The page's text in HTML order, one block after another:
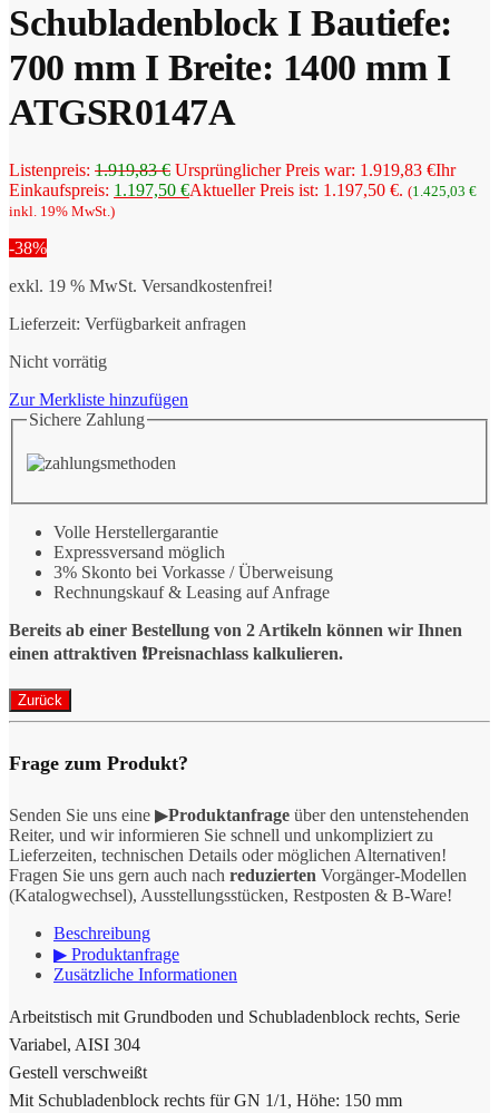
Schubladenblock I Bautiefe:
700 mm I Breite: 1400 mm I
ATGSR0147A
Listenpreis: 1.919,83€ Ursprünglicher Preis war: 1.919,83 €Ihr
Einkaufspreis: 1.197,50 €Aktueller Preis ist: 1.197,50 €. (1.425,03 €
inkl. 19% MwSt.)
-38%
exkl. 19 % MwSt. Versandkostenfrei!
Lieferzeit: Verfügbarkeit anfragen
Nicht vorrätig
Zur Merkliste hinzufügen
Sichere Zahlung
Volle Herstellergarantie
Expressversand möglich
3% Skonto bei Vorkasse / Überweisung
Rechnungskauf & Leasing auf Anfrage
Bereits ab einer Bestellung von 2 Artikeln können wir Ihnen
einen attraktiven ❗️Preisnachlass kalkulieren.
Frage zum Produkt?
Senden Sie uns eine ▶Produktanfrage über den untenstehenden
Reiter, und wir informieren Sie schnell und unkompliziert zu
Lieferzeiten, technischen Details oder möglichen Alternativen!
Fragen Sie uns gern auch nach reduzierten Vorgänger-Modellen
(Katalogwechsel), Ausstellungsstücken, Restposten & B-Ware!
Beschreibung
▶ Produktanfrage
Zusätzliche Informationen
Arbeitstisch mit Grundboden und Schubladenblock rechts, Serie
Variabel, AISI 304
Gestell verschweißt
Mit Schubladenblock rechts für GN 1/1, Höhe: 150 mm